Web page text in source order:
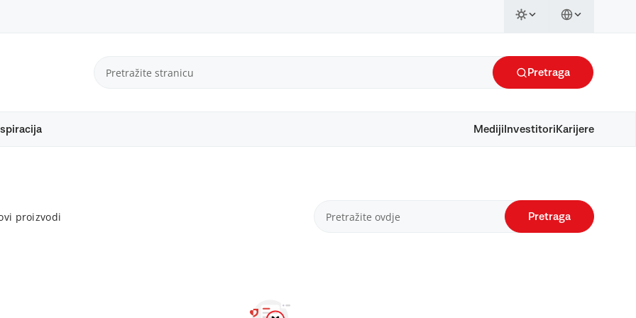
Pretraga
Mediji Investitori Karijere
proizvodi Pretraga